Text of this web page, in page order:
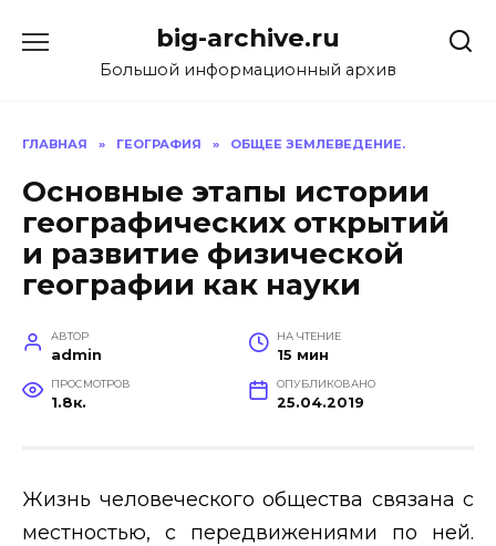
содержанию
big-archive.ru
Большой информационный архив
ГЛАВНАЯ » ГЕОГРАФИЯ » ОБЩЕЕ ЗЕМЛЕВЕДЕНИЕ.
Основные этапы истории
географических открытий
и развитие физической
географии как науки
АВТОР
admin
НА ЧТЕНИЕ
15 мин
ПРОСМОТРОВ
1.8к.
ОПУБЛИКОВАНО
25.04.2019
Жизнь человеческого общества связана с
местностью, с передвижениями по ней.